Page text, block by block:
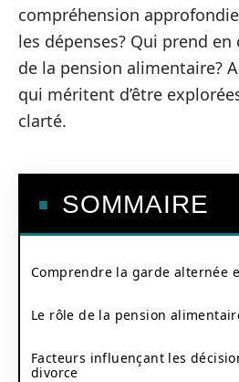
compréhension
les dépenses? Qui prend
de la pension alimentaire?
qui méritent d’être
clarté.
SOMMAIRE
Comprendre la garde alternée
Le rôle de la pension
Facteurs influençant les
divorce